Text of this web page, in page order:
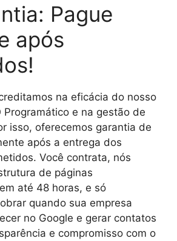
Pague
após
na eficácia do nosso
Programático e na gestão de
isso, oferecemos garantia de
após a entrega dos
Você contrata, nós
de páginas
até 48 horas, e só
quando sua empresa
no Google e gerar contatos
e compromisso com o